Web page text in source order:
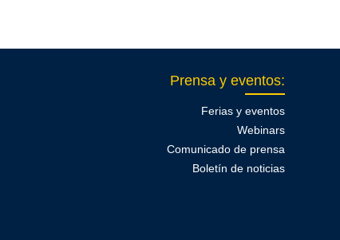
Prensa y eventos:
Ferias y eventos
Webinars
Comunicado de prensa
Boletín de noticias